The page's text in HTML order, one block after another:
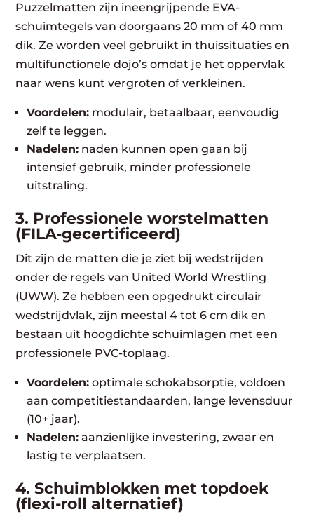
Puzzelmatten zijn ineengrijpende EVA-
schuimtegels van doorgaans 20 mm of 40 mm
dik. Ze worden veel gebruikt in thuissituaties en
multifunctionele dojo’s omdat je het oppervlak
naar wens kunt vergroten of verkleinen.
Voordelen: modulair, betaalbaar, eenvoudig
zelf te leggen.
Nadelen: naden kunnen open gaan bij
intensief gebruik, minder professionele
uitstraling.
3. Professionele worstelmatten
(FILA-gecertificeerd)
Dit zijn de matten die je ziet bij wedstrijden
onder de regels van United World Wrestling
(UWW). Ze hebben een opgedrukt circulair
wedstrijdvlak, zijn meestal 4 tot 6 cm dik en
bestaan uit hoogdichte schuimlagen met een
professionele PVC-toplaag.
Voordelen: optimale schokabsorptie, voldoen
aan competitiestandaarden, lange levensduur
(10+ jaar).
Nadelen: aanzienlijke investering, zwaar en
lastig te verplaatsen.
4. Schuimblokken met topdoek
(flexi-roll alternatief)